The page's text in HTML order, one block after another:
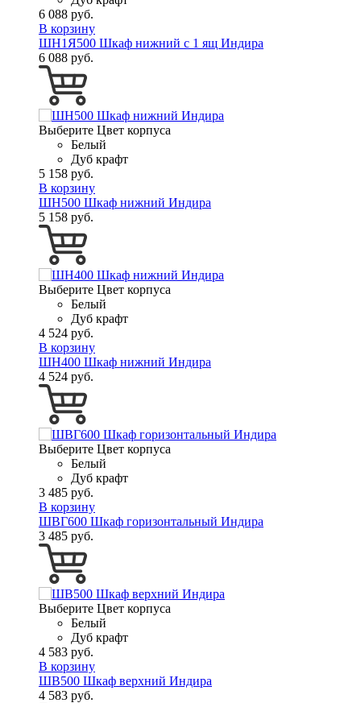
6 088 руб.
В корзину
ШН1Я500 Шкаф нижний с 1 ящ Индира
6 088 руб.
Выберите Цвет корпуса
Белый
Дуб крафт
5 158 руб.
В корзину
ШН500 Шкаф нижний Индира
5 158 руб.
Выберите Цвет корпуса
Белый
Дуб крафт
4 524 руб.
В корзину
ШН400 Шкаф нижний Индира
4 524 руб.
Выберите Цвет корпуса
Белый
Дуб крафт
3 485 руб.
В корзину
ШВГ600 Шкаф горизонтальный Индира
3 485 руб.
Выберите Цвет корпуса
Белый
Дуб крафт
4 583 руб.
В корзину
ШВ500 Шкаф верхний Индира
4 583 руб.